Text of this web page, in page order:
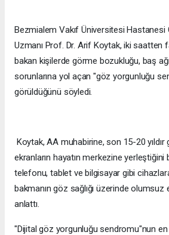
Bezmialem Vakıf Üniversitesi Hastanesi
Uzmanı Prof. Dr. Arif Koytak, iki saatten
bakan kişilerde görme bozukluğu, baş
sorunlarına yol açan "göz yorgunluğu
görüldüğünü söyledi.
Koytak, AA muhabirine, son 15-20
ekranların hayatın merkezine yerleştiğini
telefonu, tablet ve bilgisayar gibi
bakmanın göz sağlığı üzerinde olumsuz
anlattı.
"Dijital göz yorgunluğu sendromu"nun en